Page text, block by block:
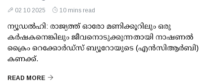
02 10 2025 10 mins read
ന്യൂഡല്‍ഹി: രാജ്യത്ത് ഓരോ മണിക്കൂറിലും ഒരു
കര്‍ഷകനെങ്കിലും ജീവനൊടുക്കുന്നതായി നാഷണല്‍
ക്രൈം റെക്കോര്‍ഡ്സ് ബ്യൂറോയുടെ (എന്‍സിആര്‍ബി)
കണക്ക്.
READ MORE